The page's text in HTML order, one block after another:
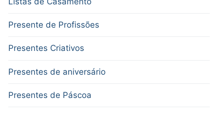
Presente de Profissões
Presentes Criativos
Presentes de aniversário
Presentes de Páscoa